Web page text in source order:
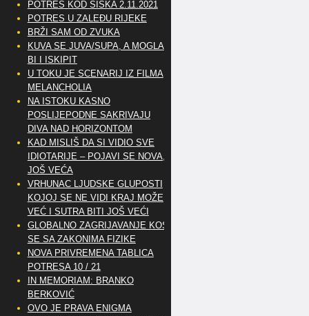
POTRES KOD SISKA 2.11.2021
POTRES U ZALEĐU RIJEKE
BRŽI SAM OD ZVUKA
KUVA SE JUVA/SUPA, A MOGLA
BI I ISKIPIT
U TOKU JE SCENARIJ IZ FILMA
MELANCHOLIA
NA ISTOKU KASNO
POSLIJEPODNE SAKRIVAJU
DIVA NAD HORIZONTOM
KAD MISLIŠ DA SI VIDIO SVE
IDIOTARIJE – POJAVI SE NOVA,..
JOŠ VEĆA
VRHUNAC LJUDSKE GLUPOSTI
KOJOJ SE NE VIDI KRAJ MOŽE
VEĆ I SUTRA BITI JOŠ VEĆI
GLOBALNO ZAGRIJAVANJE KOSI
SE SA ZAKONIMA FIZIKE
NOVA PRIVREMENA TABLICA
POTRESA 10 / 21
IN MEMORIAM: BRANKO
BERKOVIĆ
OVO JE PRAVA ENIGMA